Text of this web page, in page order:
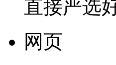
直接严选
网页